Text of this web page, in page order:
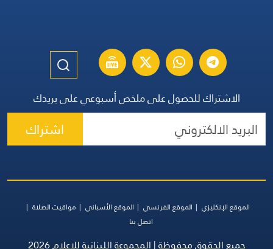
الاشتراك للحصول على ملخص أسبوعي على بريدك
اشتراك
الموقع الإنكليزي الموقع الفرنسي الموقع الأسباني
مواقيت الصلاة
اتصل بنا
جميع الحقوق محفوظة | المجموعة اللبنانية للإعلام 2026